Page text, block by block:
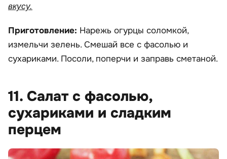
вкусу.
Приготовление: Нарежь огурцы соломкой,
измельчи зелень. Смешай все с фасолью и
сухариками. Посоли, поперчи и заправь сметаной.
11. Салат с фасолью,
сухариками и сладким
перцем